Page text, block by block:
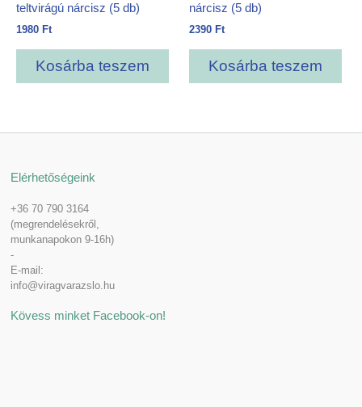
teltvirágú nárcisz (5 db)
1980 Ft
Kosárba teszem
nárcisz (5 db)
2390 Ft
Kosárba teszem
Elérhetőségeink
+36 70 790 3164
(megrendelésekről,
munkanapokon 9-16h)
-
E-mail:
info@viragvarazslo.hu
Kövess minket Facebook-on!